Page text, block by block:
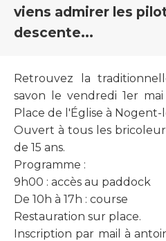
viens admirer les
descente...
Retrouvez la
savon le vendredi 1er
Place de l'Église à
Ouvert à tous les
de 15 ans.
Programme :
9h00 : accès au paddock
De 10h à 17h : course
Restauration sur place.
Inscription par mail à